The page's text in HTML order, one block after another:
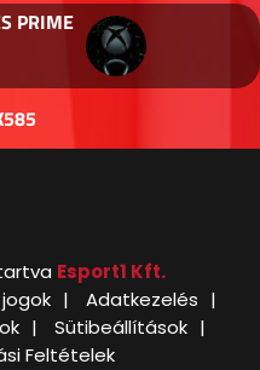
PRIME
Esport1 Kft.
Adatkezelés
Sütibeállítások
Feltételek